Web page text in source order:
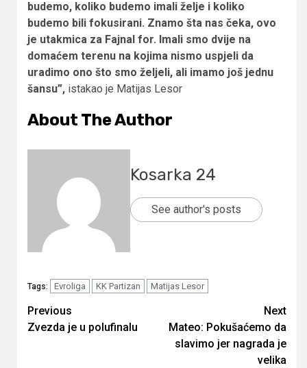
budemo, koliko budemo imali želje i koliko
budemo bili fokusirani. Znamo šta nas čeka, ovo
je utakmica za Fajnal for. Imali smo dvije na
domaćem terenu na kojima nismo uspjeli da
uradimo ono što smo željeli, ali imamo još jednu
šansu”, istakao je Matijas Lesor
About The Author
Kosarka 24
See author's posts
Tags: Evroliga KK Partizan Matijas Lesor
Continue
Reading
Previous
Zvezda je u polufinalu
Next
Mateo: Pokušaćemo da
slavimo jer nagrada je
velika